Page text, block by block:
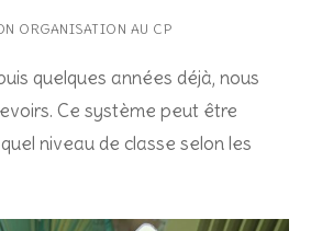
ORGANISATION AU CP
quelques années déjà, nous
Ce système peut être
niveau de classe selon les